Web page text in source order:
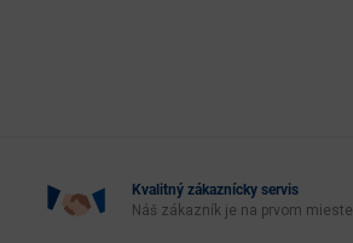
Kvalitný zákaznícky servis
Náš zákazník je na prvom mieste